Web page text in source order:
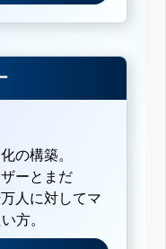
の構築。
ーとまだ
人に対してマ
方。